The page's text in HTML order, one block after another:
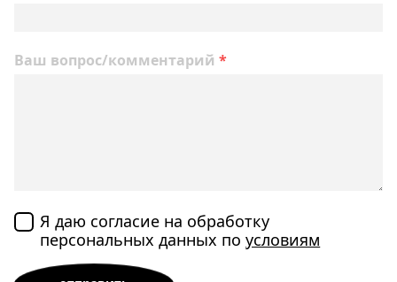
Ваш вопрос/комментарий *
Я даю согласие на обработку
персональных данных поусловиям